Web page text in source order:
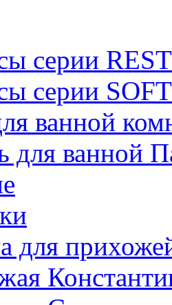
серии REST
серии SOFT
ванной
для ванной
для